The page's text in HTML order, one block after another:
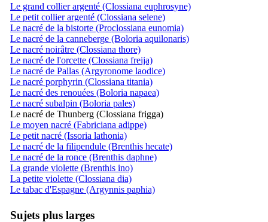
Le grand collier argenté (Clossiana euphrosyne)
Le petit collier argenté (Clossiana selene)
Le nacré de la bistorte (Proclossiana eunomia)
Le nacré de la canneberge (Boloria aquilonaris)
Le nacré noirâtre (Clossiana thore)
Le nacré de l'orcette (Clossiana freija)
Le nacré de Pallas (Argyronome laodice)
Le nacré porphyrin (Clossiana titania)
Le nacré des renouées (Boloria napaea)
Le nacré subalpin (Boloria pales)
Le nacré de Thunberg (Clossiana frigga)
Le moyen nacré (Fabriciana adippe)
Le petit nacré (Issoria lathonia)
Le nacré de la filipendule (Brenthis hecate)
Le nacré de la ronce (Brenthis daphne)
La grande violette (Brenthis ino)
La petite violette (Clossiana dia)
Le tabac d'Espagne (Argynnis paphia)
Sujets plus larges